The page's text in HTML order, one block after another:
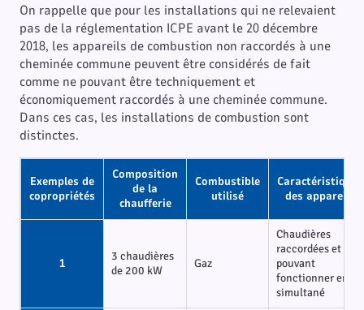
On rappelle que pour les installations qui ne relevaient
pas de la réglementation ICPE avant le 20 décembre
2018, les appareils de combustion non raccordés à une
cheminée commune peuvent être considérés de fait
comme ne pouvant être techniquement et
économiquement raccordés à une cheminée commune.
Dans ces cas, les installations de combustion sont
distinctes.
Exemples de
copropriétés
Composition
de la
chaufferie
Combustible
utilisé
Caractéristiques
des appareils
1
3 chaudières
de 200 kW
Gaz
Chaudières
raccordées et
pouvant
fonctionner en
simultané